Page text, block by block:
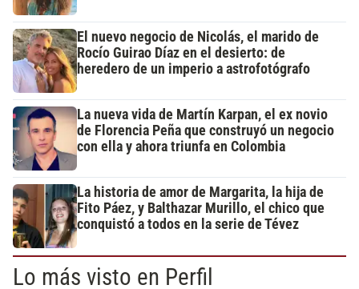
El nuevo negocio de Nicolás, el marido de
Rocío Guirao Díaz en el desierto: de
heredero de un imperio a astrofotógrafo
La nueva vida de Martín Karpan, el ex novio
de Florencia Peña que construyó un negocio
con ella y ahora triunfa en Colombia
La historia de amor de Margarita, la hija de
Fito Páez, y Balthazar Murillo, el chico que
conquistó a todos en la serie de Tévez
Lo más visto en Perfil